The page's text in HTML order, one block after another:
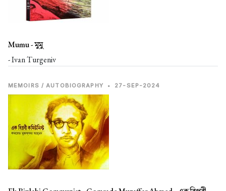
Mumu -মুমু
- Ivan Turgeniv
MEMOIRS / AUTOBIOGRAPHY • 27-SEP-2024